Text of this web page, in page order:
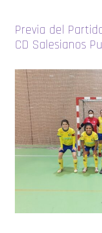
Previa del
CD Salesianos